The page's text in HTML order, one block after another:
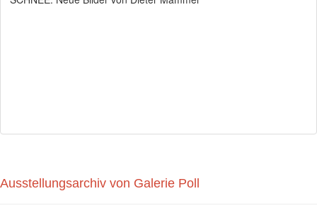
Ausstellungsarchiv von Galerie Poll